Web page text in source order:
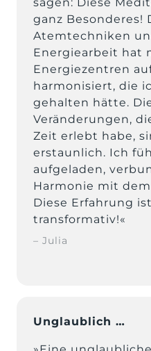
ganz Besonderes!
Atemtechniken
Energiearbeit hat
Energiezentren
harmonisiert, die
gehalten hätte.
Veränderungen,
Zeit erlebt habe,
erstaunlich. Ich
aufgeladen,
Harmonie mit
Diese Erfahrung
transformativ!«
– Julia
Unglaublich …